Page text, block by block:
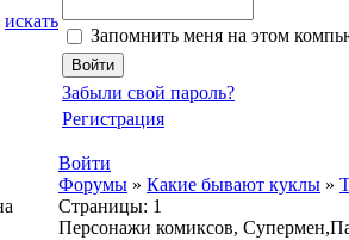
искать
Запомнить меня на этом
Забыли свой пароль?
Регистрация
Войти
Форумы » Какие бывают куклы »
Страницы: 1
Персонажи комиксов,